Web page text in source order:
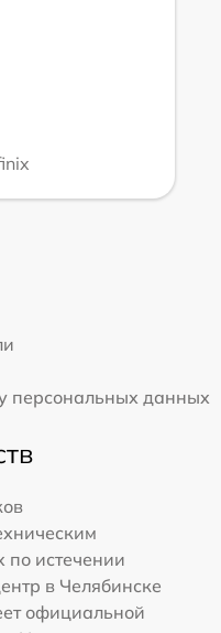
персональных данных
по истечении
в Челябинске
официальной